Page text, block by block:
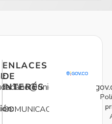
ENLACES
DE
INTERÉS
COMUNICACIONES